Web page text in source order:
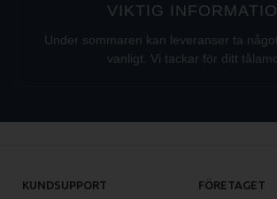
VIKTIG
Under sommaren kan leveranser ta
vanligt. Vi tackar för ditt
KUNDSUPPORT
FÖRETAGET